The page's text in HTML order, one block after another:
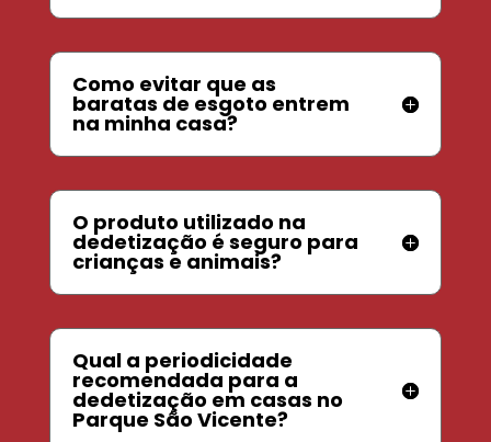
Como evitar que as
baratas de esgoto entrem
na minha casa?
O produto utilizado na
dedetização é seguro para
crianças e animais?
Qual a periodicidade
recomendada para a
dedetização em casas no
Parque São Vicente?